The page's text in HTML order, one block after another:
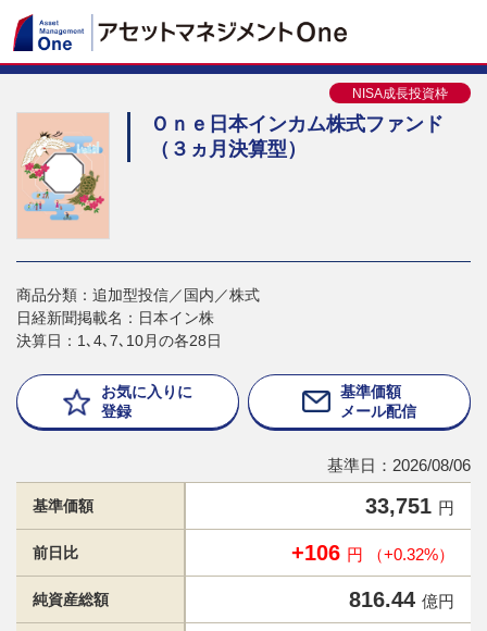
NISA成長投資枠
Ｏｎｅ日本インカム株式ファンド
（３ヵ月決算型）
商品分類：追加型投信／国内／株式
日経新聞掲載名：日本イン株
決算日：1､4､7､10月の各28日
お気に入りに
登録
基準価額
メール配信
基準日：2026/08/06
基準価額 33,751 円
前日比 +106 円 （+0.32%）
純資産総額 816.44 億円